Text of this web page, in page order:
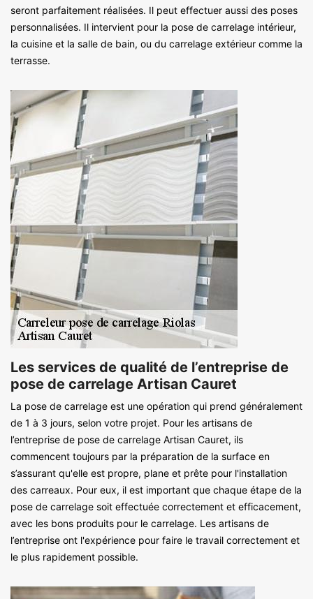
seront parfaitement réalisées. Il peut effectuer aussi des poses
personnalisées. Il intervient pour la pose de carrelage intérieur,
la cuisine et la salle de bain, ou du carrelage extérieur comme la
terrasse.
Les services de qualité de l’entreprise de
pose de carrelage Artisan Cauret
La pose de carrelage est une opération qui prend généralement
de 1 à 3 jours, selon votre projet. Pour les artisans de
l’entreprise de pose de carrelage Artisan Cauret, ils
commencent toujours par la préparation de la surface en
s’assurant qu'elle est propre, plane et prête pour l'installation
des carreaux. Pour eux, il est important que chaque étape de la
pose de carrelage soit effectuée correctement et efficacement,
avec les bons produits pour le carrelage. Les artisans de
l’entreprise ont l'expérience pour faire le travail correctement et
le plus rapidement possible.